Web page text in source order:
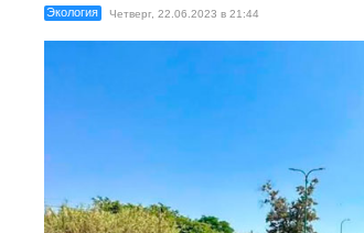
Экология Четверг, 22.06.2023 в 21:44